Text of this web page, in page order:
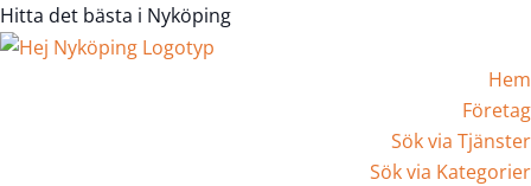
Hitta det bästa i Nyköping
Hem
Företag
Sök via Tjänster
Sök via Kategorier